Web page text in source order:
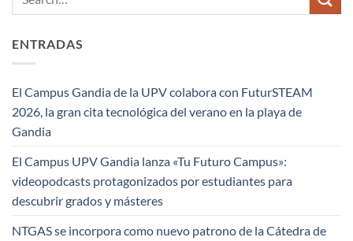
ENTRADAS
El Campus Gandia de la UPV colabora con FuturSTEAM
2026, la gran cita tecnológica del verano en la playa de
Gandia
El Campus UPV Gandia lanza «Tu Futuro Campus»:
videopodcasts protagonizados por estudiantes para
descubrir grados y másteres
NTGAS se incorpora como nuevo patrono de la Cátedra de